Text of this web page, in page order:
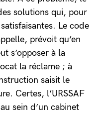
solutions qui, pour
Le code
prévoit qu’en
s’opposer à la
la réclame ; à
saisit le
Certes, l’URSSAF
sein d’un cabinet